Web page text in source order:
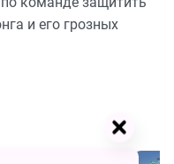
и его грозных